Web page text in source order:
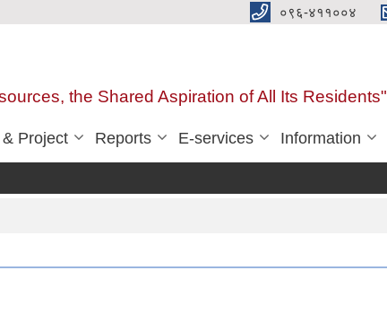
०९६-४११००४
the Shared Aspiration of All Its Residents"
Project Reports E-services Information